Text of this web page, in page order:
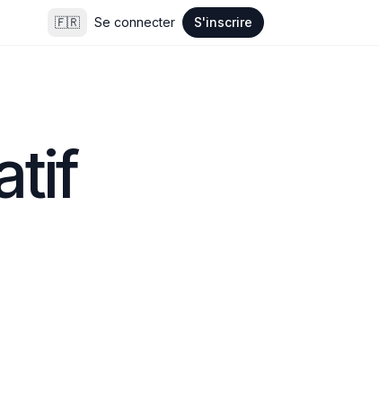
🇫🇷 Se connecter S'inscrire